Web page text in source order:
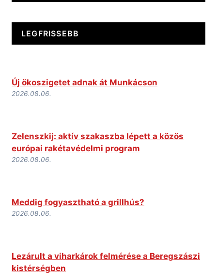
LEGFRISSEBB
Új ökoszigetet adnak át Munkácson
2026.08.06.
Zelenszkij: aktív szakaszba lépett a közös
európai rakétavédelmi program
2026.08.06.
Meddig fogyasztható a grillhús?
2026.08.06.
Lezárult a viharkárok felmérése a Beregszászi
kistérségben